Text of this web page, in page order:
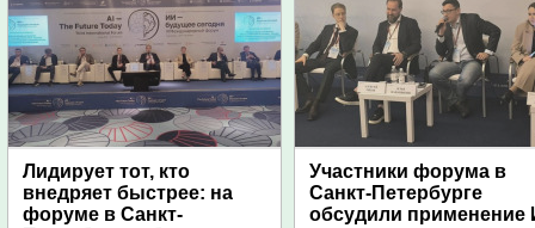
Лидирует тот, кто
внедряет быстрее: на
форуме в Санкт-
Участники форума в
Санкт-Петербурге
обсудили применение